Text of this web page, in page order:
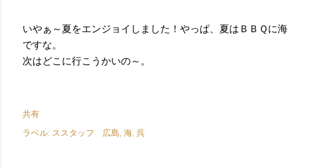
いやぁ～夏をエンジョイしました！やっぱ、夏はＢＢＱに海
ですな。
次はどこに行こうかいの～。
共有
ラベル: ススタッフ 広島 海 呉